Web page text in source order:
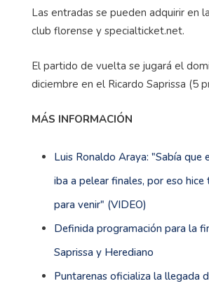
Las entradas se pueden adquirir en
club florense y specialticket.net.
El partido de vuelta se jugará el
diciembre en el Ricardo Saprissa (5
MÁS INFORMACIÓN
Luis Ronaldo Araya: "Sabía que
iba a pelear finales, por eso
para venir" (VIDEO)
Definida programación para la
Saprissa y Herediano
Puntarenas oficializa la llegada